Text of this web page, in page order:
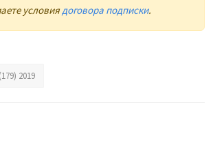
условия договора подписки.
2019